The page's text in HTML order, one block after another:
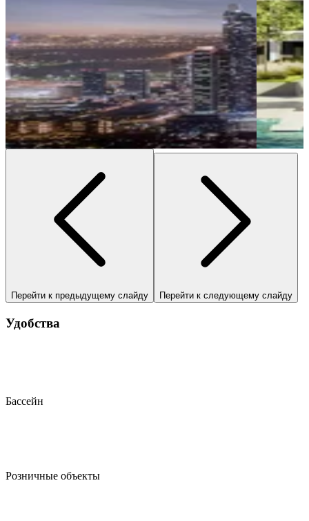
Перейти к предыдущему слайду Перейти к следующему слайду
Удобства
Бассейн
Розничные объекты